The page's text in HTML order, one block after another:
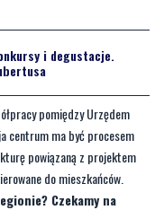
i degustacje.
pomiędzy Urzędem
centrum ma być procesem
powiązaną z projektem
do mieszkańców.
Czekamy na